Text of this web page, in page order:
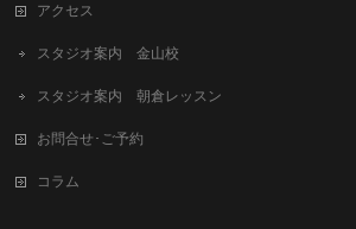
アクセス
スタジオ案内 金山校
スタジオ案内 朝倉レッスン
お問合せ･ご予約
コラム